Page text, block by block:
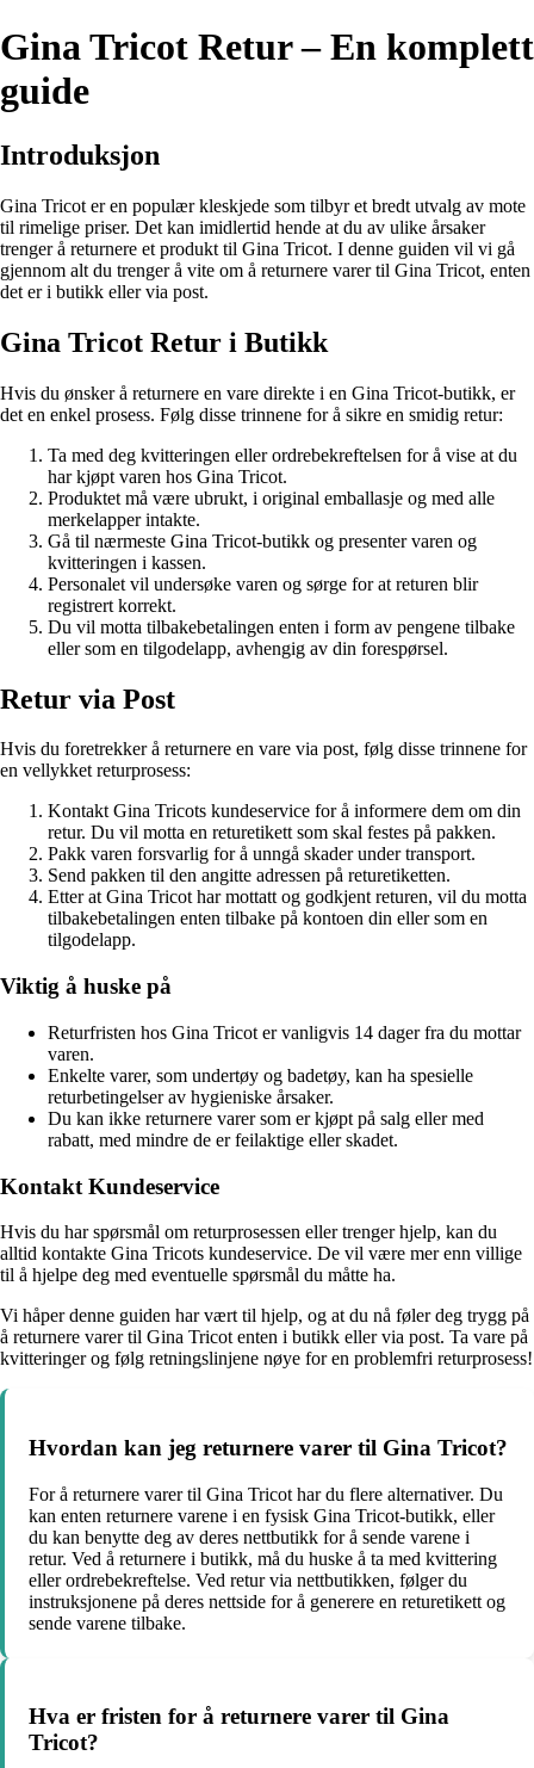
Gina Tricot Retur – En komplett
guide
Introduksjon
Gina Tricot er en populær kleskjede som tilbyr et bredt utvalg av mote
til rimelige priser. Det kan imidlertid hende at du av ulike årsaker
trenger å returnere et produkt til Gina Tricot. I denne guiden vil vi gå
gjennom alt du trenger å vite om å returnere varer til Gina Tricot, enten
det er i butikk eller via post.
Gina Tricot Retur i Butikk
Hvis du ønsker å returnere en vare direkte i en Gina Tricot-butikk, er
det en enkel prosess. Følg disse trinnene for å sikre en smidig retur:
Ta med deg kvitteringen eller ordrebekreftelsen for å vise at du
har kjøpt varen hos Gina Tricot.
Produktet må være ubrukt, i original emballasje og med alle
merkelapper intakte.
Gå til nærmeste Gina Tricot-butikk og presenter varen og
kvitteringen i kassen.
Personalet vil undersøke varen og sørge for at returen blir
registrert korrekt.
Du vil motta tilbakebetalingen enten i form av pengene tilbake
eller som en tilgodelapp, avhengig av din forespørsel.
Retur via Post
Hvis du foretrekker å returnere en vare via post, følg disse trinnene for
en vellykket returprosess:
Kontakt Gina Tricots kundeservice for å informere dem om din
retur. Du vil motta en returetikett som skal festes på pakken.
Pakk varen forsvarlig for å unngå skader under transport.
Send pakken til den angitte adressen på returetiketten.
Etter at Gina Tricot har mottatt og godkjent returen, vil du motta
tilbakebetalingen enten tilbake på kontoen din eller som en
tilgodelapp.
Viktig å huske på
Returfristen hos Gina Tricot er vanligvis 14 dager fra du mottar
varen.
Enkelte varer, som undertøy og badetøy, kan ha spesielle
returbetingelser av hygieniske årsaker.
Du kan ikke returnere varer som er kjøpt på salg eller med
rabatt, med mindre de er feilaktige eller skadet.
Kontakt Kundeservice
Hvis du har spørsmål om returprosessen eller trenger hjelp, kan du
alltid kontakte Gina Tricots kundeservice. De vil være mer enn villige
til å hjelpe deg med eventuelle spørsmål du måtte ha.
Vi håper denne guiden har vært til hjelp, og at du nå føler deg trygg på
å returnere varer til Gina Tricot enten i butikk eller via post. Ta vare på
kvitteringer og følg retningslinjene nøye for en problemfri returprosess!
Hvordan kan jeg returnere varer til Gina Tricot?
For å returnere varer til Gina Tricot har du flere alternativer. Du
kan enten returnere varene i en fysisk Gina Tricot-butikk, eller
du kan benytte deg av deres nettbutikk for å sende varene i
retur. Ved å returnere i butikk, må du huske å ta med kvittering
eller ordrebekreftelse. Ved retur via nettbutikken, følger du
instruksjonene på deres nettside for å generere en returetikett og
sende varene tilbake.
Hva er fristen for å returnere varer til Gina
Tricot?